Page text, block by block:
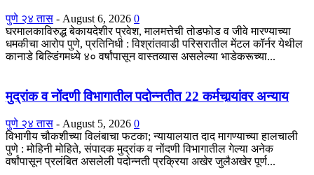
पुणे २४ तास - August 6, 2026 0
घरमालकाविरुद्ध बेकायदेशीर प्रवेश, मालमत्तेची तोडफोड व जीवे मारण्याच्या
धमकीचा आरोप पुणे, प्रतिनिधी : विश्रांतवाडी परिसरातील मेंटल कॉर्नर येथील
कानाडे बिल्डिंगमध्ये ४० वर्षांपासून वास्तव्यास असलेल्या भाडेकरूच्या...
मुद्रांक व नोंदणी विभागातील पदोन्नतीत 22 कर्मचार्‍यांवर अन्याय
पुणे २४ तास - August 5, 2026 0
विभागीय चौकशीच्या विलंबाचा फटका; न्यायालयात दाद मागण्याच्या हालचाली
पुणे : मोहिनी मोहिते, संपादक मुद्रांक व नोंदणी विभागातील गेल्या अनेक
वर्षांपासून प्रलंबित असलेली पदोन्नती प्रक्रिया अखेर जुलैअखेर पूर्ण...